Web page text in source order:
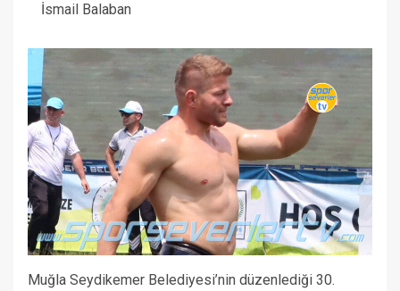
İsmail Balaban
Muğla Seydikemer Belediyesi’nin düzenlediği 30.